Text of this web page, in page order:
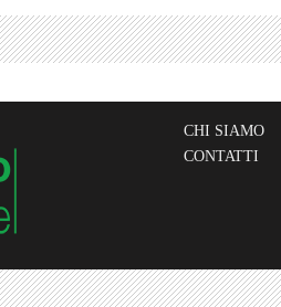
CHI SIAMO
CONTATTI